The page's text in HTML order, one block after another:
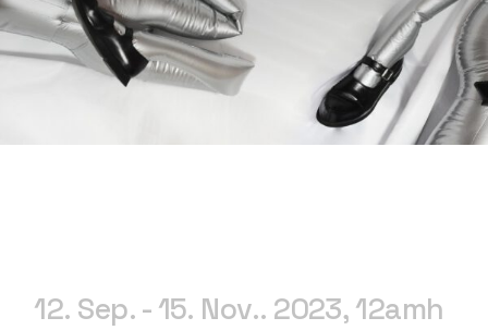
12. Sep. 15. Nov.. 2023 12am